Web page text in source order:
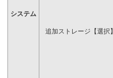
システム
追加ストレージ【選択】